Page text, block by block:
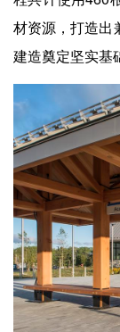
材资源，打造出
建造奠定坚实基